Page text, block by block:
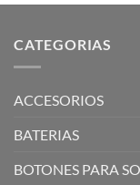
CATEGORIAS
ACCESORIOS
BATERIAS
BOTONES PARA